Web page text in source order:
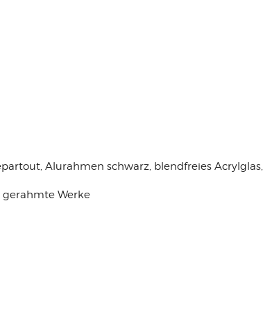
Alurahmen schwarz, blendfreies Acrylglas,
Werke